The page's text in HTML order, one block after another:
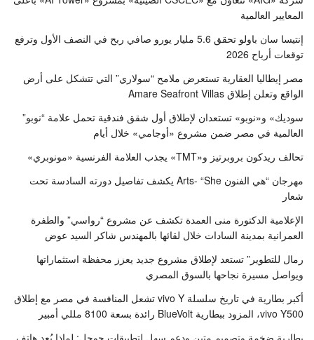
المعايير العالمية
إنتيسا سان باولو تحقق 5.6 مليار يورو صافي ربح في النصف الأول وترفع
توقعات أرباح 2026
مصر إيطاليا العقارية تستعرض ملامح “سولاري” التي تتشكل على أرض
الواقع وتعلن إطلاق Amare Seafront Villas
سوديك» و«نوبو» تستعدان لإطلاق أول شقق فندقية تحمل علامة “نوبو”
العالمية في مصر ضمن مشروع «أوجامي» خلال أيام
تحالف ريدكون بروبرتيز و«TMT» يجذب العلامة الفرنسية «مونوبري»
مهرجان “هي الفنون Arts- “She يكشف تفاصيل دورته السادسة تحت
شعار
الإعلامية الدكتورة منى العمدة تكشف عن مشروع “رواسي” والطفرة
العمرانية بمدينة السادات خلال لقائها بالمهندس شاكر السيد عوض
رمال للتطوير” تستعد لإطلاق مشروع جديد يعزز محفظة استثماراتها
ويواصل مسيرة نجاحها بالسوق المصري
أكبر بطارية في تاريخ سلسلة vivo Y تشعل المنافسة في مصر مع إطلاق
vivo Y500، المزود ببطارية BlueVolt رائدة بسعة 8100 مللي أمبير
بطارية ضخمة وتصميم متين ودعم سهل لتطبيقات جوجل: لماذا يُعد هاتف